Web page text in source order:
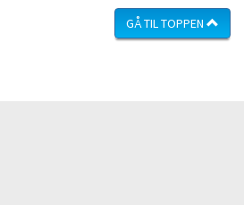
GÅ TIL TOPPEN